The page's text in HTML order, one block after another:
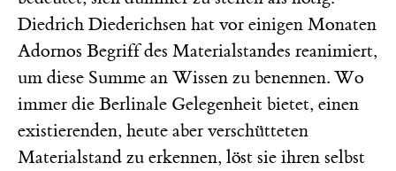
Diedrich Diederichsen hat vor einigen Monaten
Adornos Begriff des Materialstandes reanimiert,
um diese Summe an Wissen zu benennen. Wo
immer die Berlinale Gelegenheit bietet, einen
existierenden, heute aber verschütteten
Materialstand zu erkennen, löst sie ihren selbst